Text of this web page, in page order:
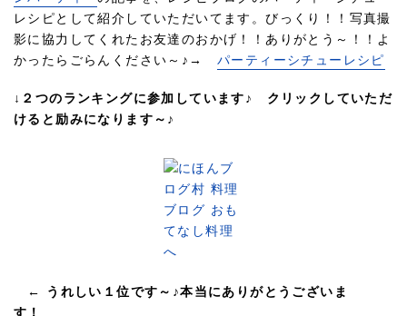
レシピとして紹介していただいてます。びっくり！！写真撮
影に協力してくれたお友達のおかげ！！ありがとう～！！よ
かったらごらんください～♪→ パーティーシチューレシピ
↓２つのランキングに参加しています♪ クリックしていただ
けると励みになります～♪
← うれしい１位です～♪本当にありがとうございま
す！